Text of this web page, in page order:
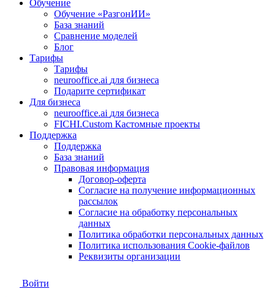
Обучение
Обучение «РазгонИИ»
База знаний
Сравнение моделей
Блог
Тарифы
Тарифы
neurooffice.ai для бизнеса
Подарите сертификат
Для бизнеса
neurooffice.ai для бизнеса
FICHI.Custom Кастомные проекты
Поддержка
Поддержка
База знаний
Правовая информация
Договор-оферта
Согласие на получение информационных
рассылок
Согласие на обработку персональных
данных
Политика обработки персональных данных
Политика использования Сookie-файлов
Реквизиты организации
Войти